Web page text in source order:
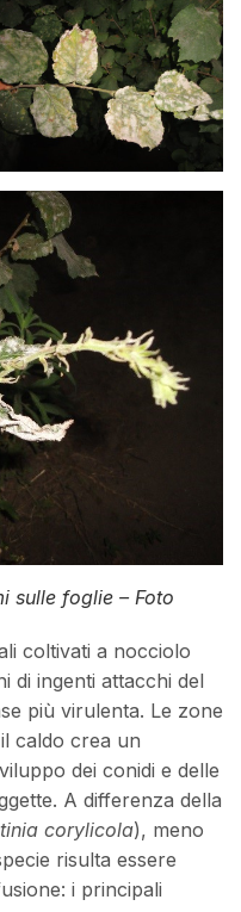
sulle foglie – Foto
coltivati a nocciolo
di ingenti attacchi del
più virulenta. Le zone
caldo crea un
dei conidi e delle
A differenza della
corylicola), meno
risulta essere
i principali